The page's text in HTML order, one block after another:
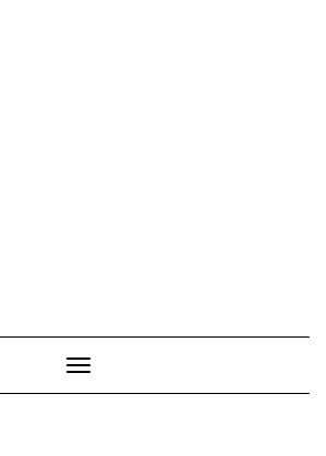
Cambiar modo de navegación